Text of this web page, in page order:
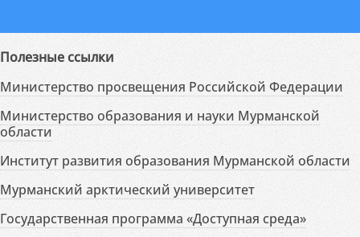
Полезные ссылки
Министерство просвещения Российской Федерации
Министерство образования и науки Мурманской
области
Институт развития образования Мурманской области
Мурманский арктический университет
Государственная программа «Доступная среда»